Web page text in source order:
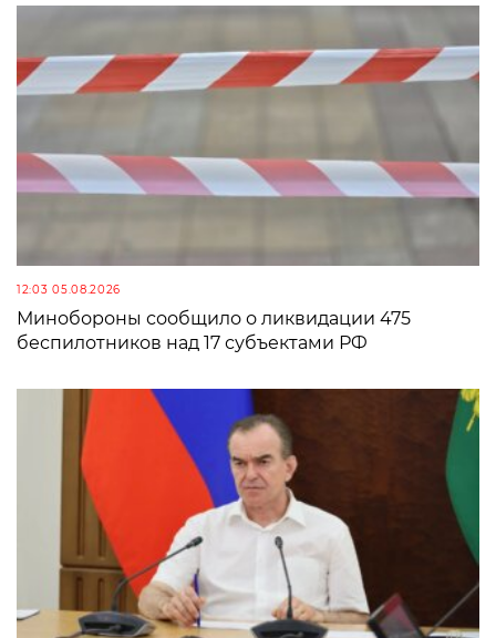
12:03 05.08.2026
Минобороны сообщило о ликвидации 475
беспилотников над 17 субъектами РФ